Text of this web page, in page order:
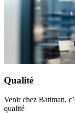
Qualité
Venir chez Batiman,
qualité